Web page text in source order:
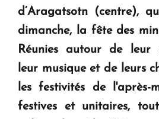
KASA : 30 ans d'audace, de
en Arménie
Le premier hôtel Hyatt
ouvrira ses portes à Dilijan
d’Aragatsotn (centre),
dimanche, la fête des
Réunies autour de leur
leur musique et de leurs
les festivités de l'après-
festives et unitaires,